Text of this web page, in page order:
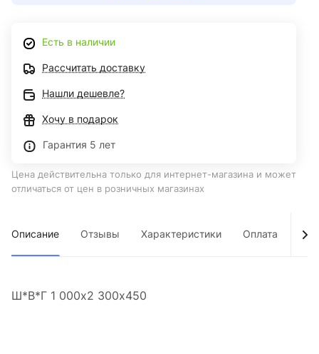
Есть в наличии
Рассчитать доставку
Нашли дешевле?
Хочу в подарок
Гарантия 5 лет
Цена действительна только для интернет-магазина и может
отличаться от цен в розничных магазинах
Описание Отзывы Характеристики Оплата
Ш*В*Г 1 000х2 300х450